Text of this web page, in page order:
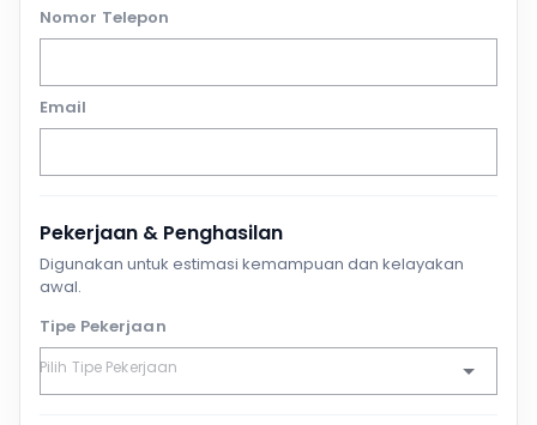
Nomor Telepon
Email
Pekerjaan & Penghasilan
Digunakan untuk estimasi kemampuan dan kelayakan
awal.
Tipe Pekerjaan